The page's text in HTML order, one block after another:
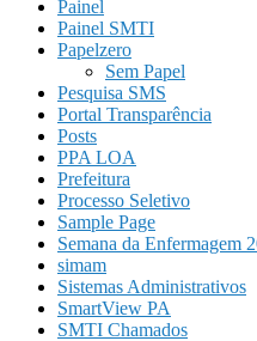
Painel
Painel SMTI
Papelzero
Sem Papel
Pesquisa SMS
Portal Transparência
Posts
PPA LOA
Prefeitura
Processo Seletivo
Sample Page
Semana da Enfermagem
simam
Sistemas Administrativos
SmartView PA
SMTI Chamados